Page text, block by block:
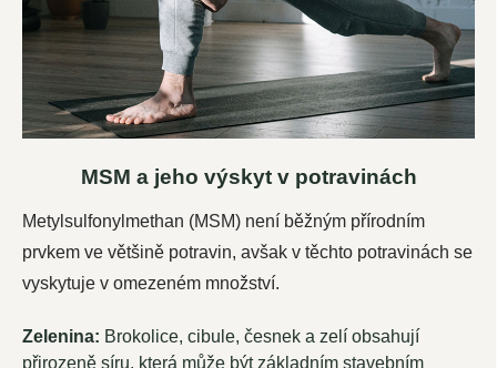
MSM a jeho výskyt v potravinách
Metylsulfonylmethan (MSM) není běžným přírodním
prvkem ve většině potravin, avšak v těchto potravinách se
vyskytuje v omezeném množství.
Zelenina: Brokolice, cibule, česnek a zelí obsahují
přirozeně síru, která může být základním stavebním